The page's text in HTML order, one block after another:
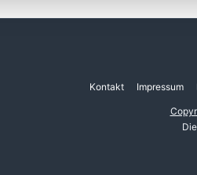
Kontakt Impressum